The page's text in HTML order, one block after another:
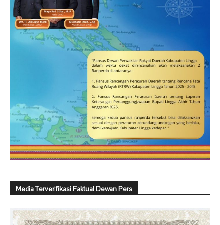
Media Terverifikasi Faktual Dewan Pers